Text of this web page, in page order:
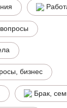
бизнес
Брак,